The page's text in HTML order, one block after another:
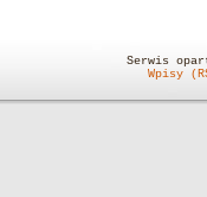
Serwis
Wpisy